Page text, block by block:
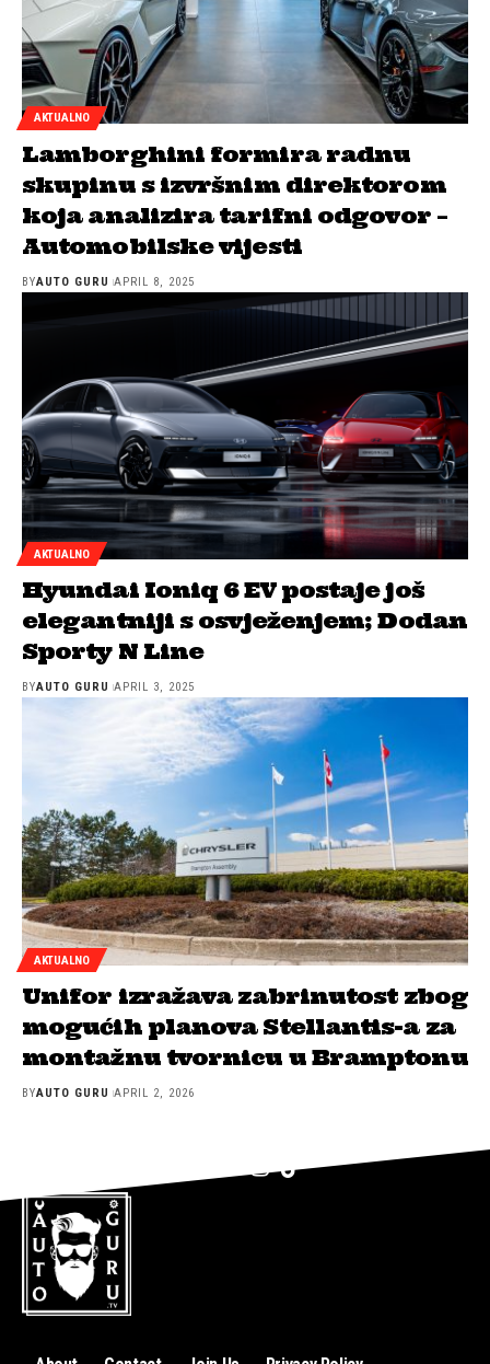
AKTUALNO
Lamborghini formira radnu
skupinu s izvršnim direktorom
koja analizira tarifni odgovor –
Automobilske vijesti
BYAUTO GURU APRIL 8, 2025
AKTUALNO
Hyundai Ioniq 6 EV postaje još
elegantniji s osvježenjem; Dodan
Sporty N Line
BYAUTO GURU APRIL 3, 2025
AKTUALNO
Unifor izražava zabrinutost zbog
mogućih planova Stellantis-a za
montažnu tvornicu u Bramptonu
BYAUTO GURU APRIL 2, 2026